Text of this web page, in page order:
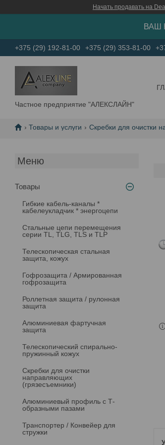
Начать продавать на
ВАШ
+375 (29) 192-81-00 +375 (29) 353-81-00
Частное предприятие "АЛЕКСЛАЙН"
Товары и услуги Скребки для очистки
Товары
Гибкие кабель-каналы *
кабелеукладчик * энергоцепи
Стальные цепи перемещения
серии TL, TLG, TLS и TLP
Телескопическая стальная
защита, кожух
Гофрозащита / Армированная
гофрозащита
Роллетная защита / рулонная
защита
Алюминиевая фартучная
защита
Телескопический спирально-
пружинный кожух
Скребки для очистки
направляющих
(грязесъемники)
Алюминиевый профиль с Т-
образными пазами
Транспортер / Конвейер для
стружки